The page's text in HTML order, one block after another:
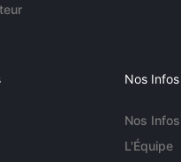
Nos Infos
Nos Infos
L'Équipe